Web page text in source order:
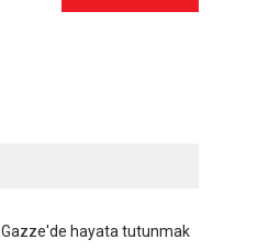
Gazze'de hayata tutunmak